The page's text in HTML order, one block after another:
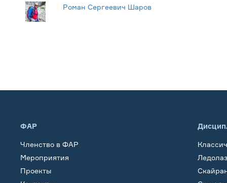
Роман Сергеевич Шаров
ФАР
Членство в ФАР
Мероприятия
Проекты